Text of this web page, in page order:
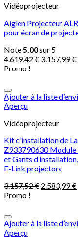
Vidéoprojecteur
Aiglen Projecteur
pour écran de
Note5.00sur 5
4.619,42€ 3.157,99€
Promo !
Ajouter à la liste
Aperçu
Vidéoprojecteur
Kit d’installation de
Z933790630 Module
et Gants
E-Link projectors
3.157,52€ 2.583,99€
Promo !
Ajouter à la liste
Aperçu